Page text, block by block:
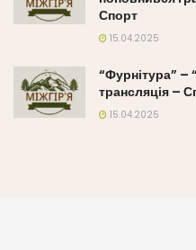
Спорт
15.04.2025
“Фурнітура” –
трансляція –
15.04.2025